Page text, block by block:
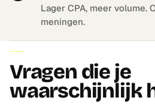
Lager CPA, meer volume.
meningen.
Vragen die je
waarschijnlijk